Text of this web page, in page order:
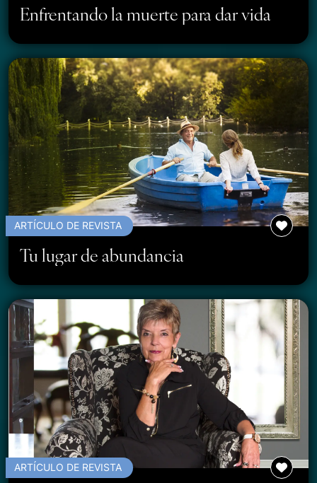
Enfrentando la muerte para dar vida
ARTÍCULO DE REVISTA
Tu lugar de abundancia
ARTÍCULO DE REVISTA